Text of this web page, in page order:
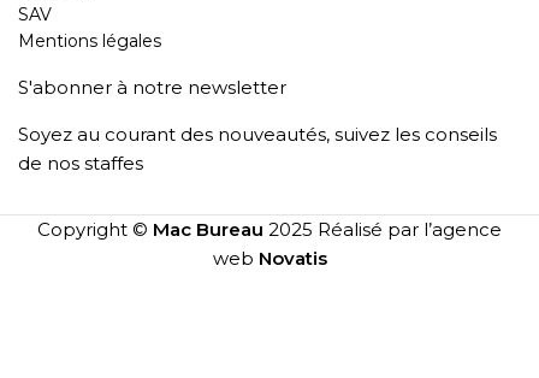
SAV
Mentions légales
S'abonner à notre newsletter
Soyez au courant des nouveautés, suivez les conseils
de nos staffes
Copyright © Mac Bureau 2025 Réalisé par l’agence
web Novatis